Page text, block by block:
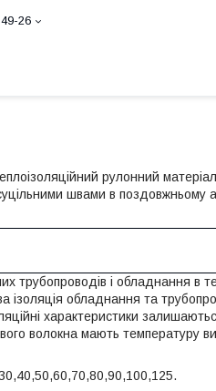
26
рулонний матеріал,
швами в поздовжньому
трубопроводів і обладнання в
ізоляція обладнання та
характеристики
волокна мають температуру